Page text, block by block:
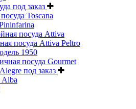
под заказ
Toscana
посуда Attiva
посуда Attiva Peltro
1950
посуда Gourmet
под заказ
Alba